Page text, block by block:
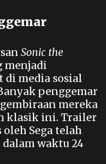
Sonic the
menjadi
di media sosial
penggemar
mereka
klasik ini. Trailer
Sega telah
waktu 24